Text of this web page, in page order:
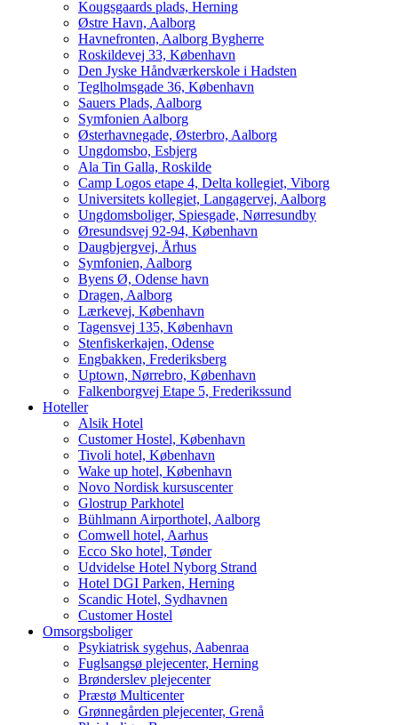
Kougsgaards plads, Herning
Østre Havn, Aalborg
Havnefronten, Aalborg Bygherre
Roskildevej 33, København
Den Jyske Håndværkerskole i Hadsten
Teglholmsgade 36, København
Sauers Plads, Aalborg
Symfonien Aalborg
Østerhavnegade, Østerbro, Aalborg
Ungdomsbo, Esbjerg
Ala Tin Galla, Roskilde
Camp Logos etape 4, Delta kollegiet, Viborg
Universitets kollegiet, Langagervej, Aalborg
Ungdomsboliger, Spiesgade, Nørresundby
Øresundsvej 92-94, København
Daugbjergvej, Århus
Symfonien, Aalborg
Byens Ø, Odense havn
Dragen, Aalborg
Lærkevej, København
Tagensvej 135, København
Stenfiskerkajen, Odense
Engbakken, Frederiksberg
Uptown, Nørrebro, København
Falkenborgvej Etape 5, Frederikssund
Hoteller
Alsik Hotel
Customer Hostel, København
Tivoli hotel, København
Wake up hotel, København
Novo Nordisk kursuscenter
Glostrup Parkhotel
Bühlmann Airporthotel, Aalborg
Comwell hotel, Aarhus
Ecco Sko hotel, Tønder
Udvidelse Hotel Nyborg Strand
Hotel DGI Parken, Herning
Scandic Hotel, Sydhavnen
Customer Hostel
Omsorgsboliger
Psykiatrisk sygehus, Aabenraa
Fuglsangsø plejecenter, Herning
Brønderslev plejecenter
Præstø Multicenter
Grønnegården plejecenter, Grenå